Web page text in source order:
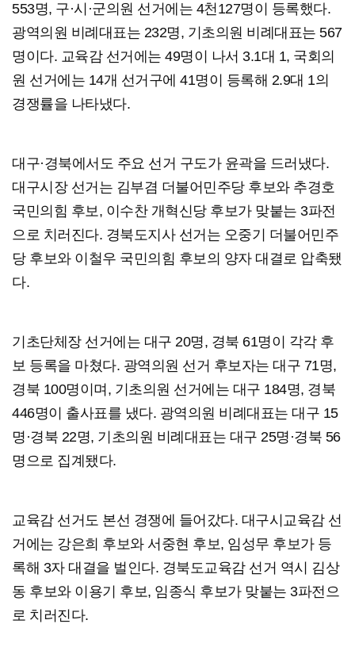
553명, 구·시·군의원 선거에는 4천127명이 등록했다.
광역의원 비례대표는 232명, 기초의원 비례대표는 567
명이다. 교육감 선거에는 49명이 나서 3.1대 1, 국회의
원 선거에는 14개 선거구에 41명이 등록해 2.9대 1의
경쟁률을 나타냈다.
대구·경북에서도 주요 선거 구도가 윤곽을 드러냈다.
대구시장 선거는 김부겸 더불어민주당 후보와 추경호
국민의힘 후보, 이수찬 개혁신당 후보가 맞붙는 3파전
으로 치러진다. 경북도지사 선거는 오중기 더불어민주
당 후보와 이철우 국민의힘 후보의 양자 대결로 압축됐
다.
기초단체장 선거에는 대구 20명, 경북 61명이 각각 후
보 등록을 마쳤다. 광역의원 선거 후보자는 대구 71명,
경북 100명이며, 기초의원 선거에는 대구 184명, 경북
446명이 출사표를 냈다. 광역의원 비례대표는 대구 15
명·경북 22명, 기초의원 비례대표는 대구 25명·경북 56
명으로 집계됐다.
교육감 선거도 본선 경쟁에 들어갔다. 대구시교육감 선
거에는 강은희 후보와 서중현 후보, 임성무 후보가 등
록해 3자 대결을 벌인다. 경북도교육감 선거 역시 김상
동 후보와 이용기 후보, 임종식 후보가 맞붙는 3파전으
로 치러진다.